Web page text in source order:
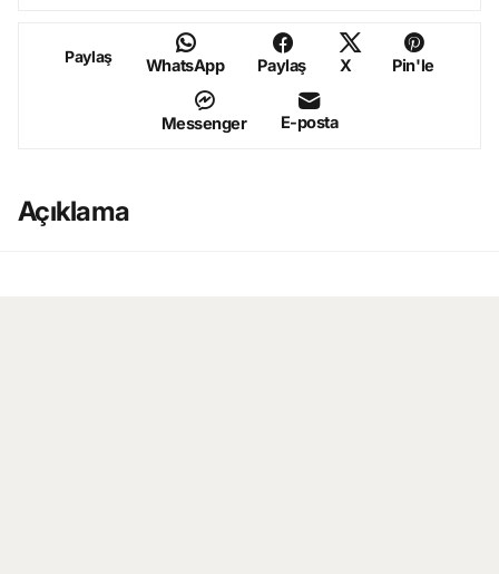
Paylaş WhatsApp Paylaş X Pin'le
Messenger E-posta
Açıklama